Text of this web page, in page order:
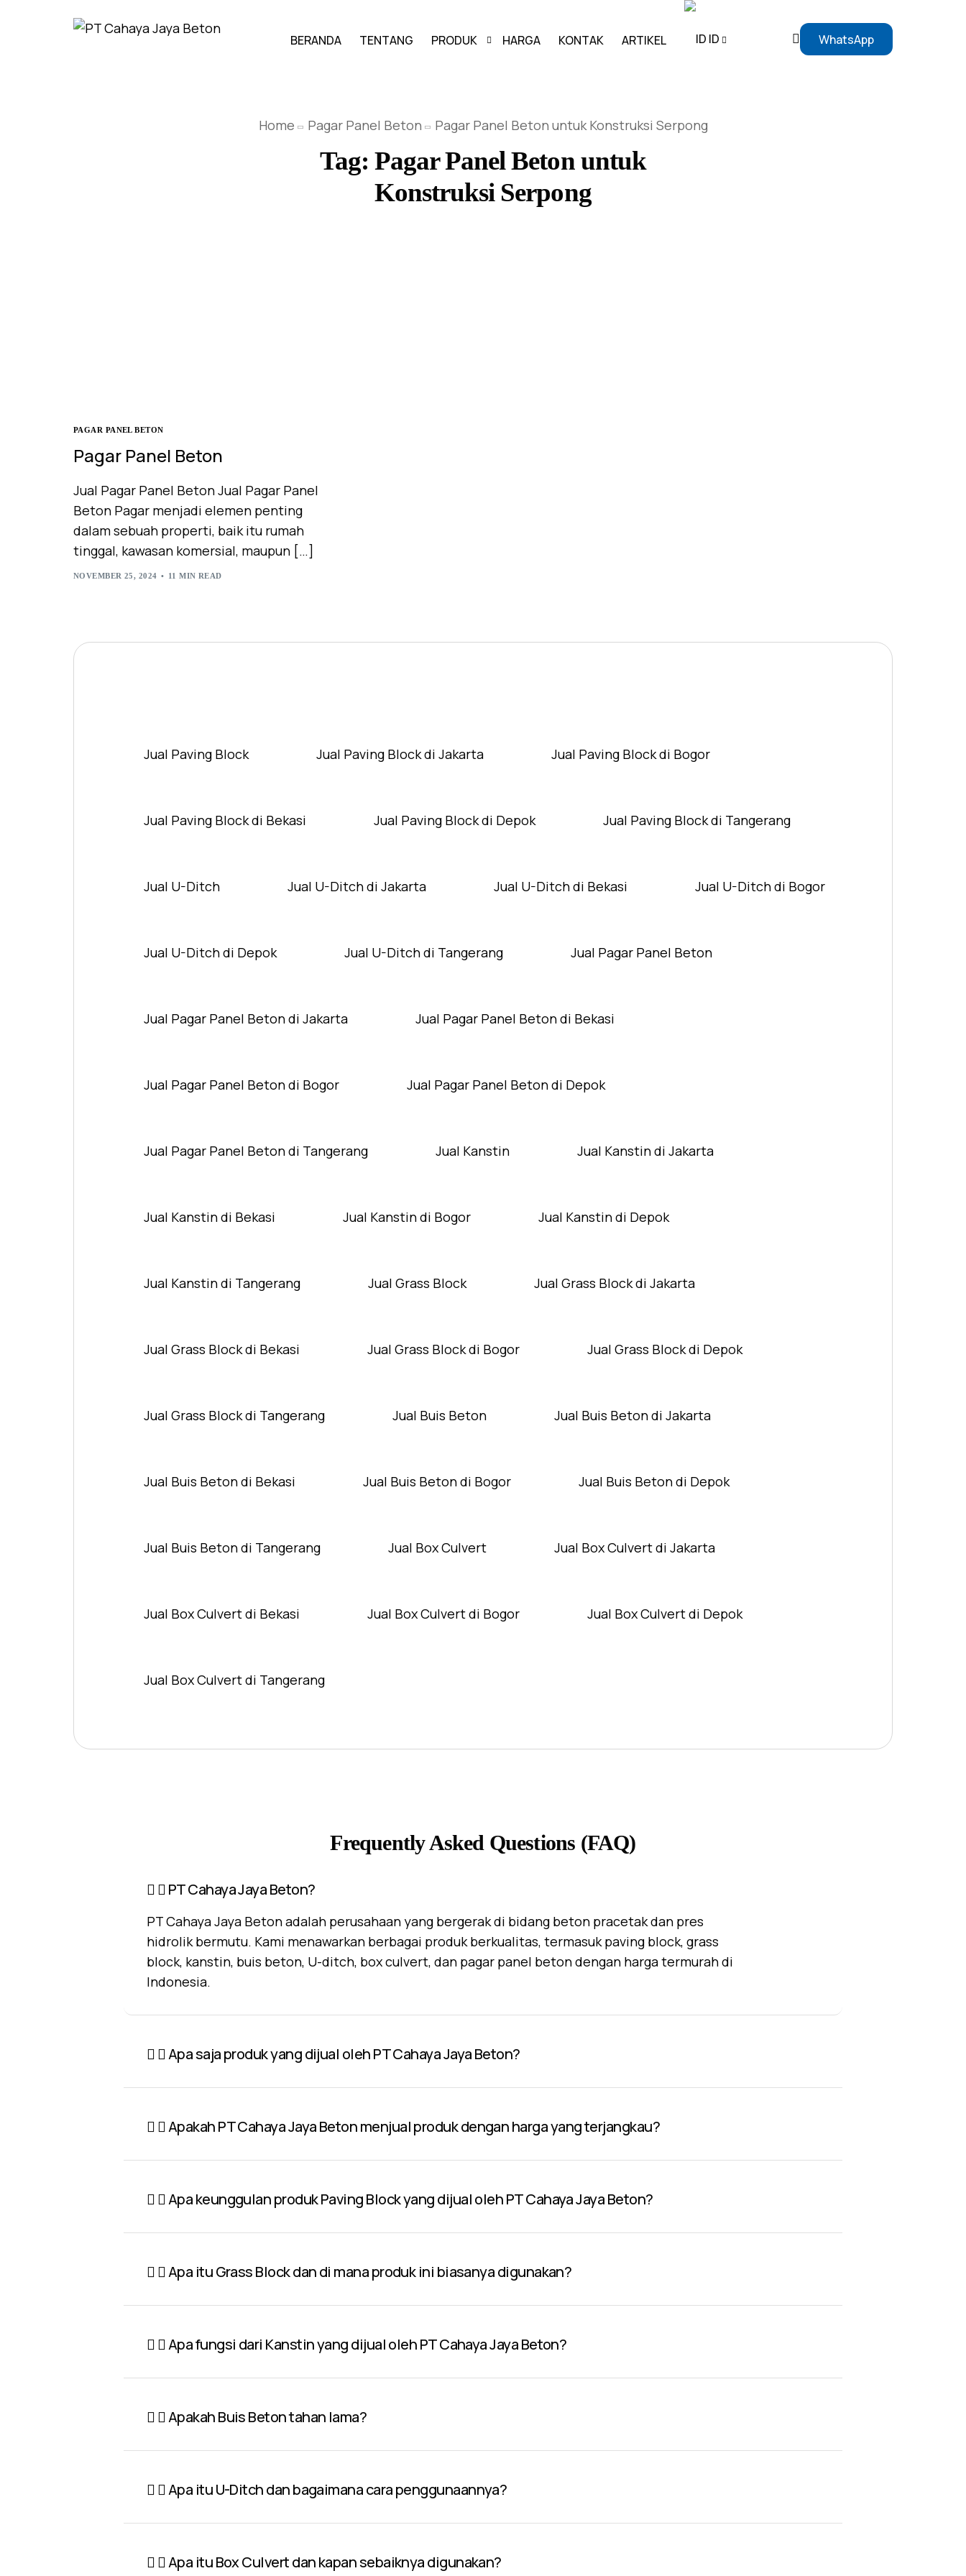
BERANDA TENTANG PRODUK
PAVING BLOCK
GRASS BLOCK
BUIS BETON
HARGA KONTAK ARTIKEL ID WhatsApp
Home Pagar Panel Beton Pagar Panel Beton untuk Konstruksi Serpong
Tag:Pagar Panel Beton untuk
Konstruksi Serpong
PAGAR PANEL BETON
Pagar Panel Beton
Jual Pagar Panel Beton Jual Pagar Panel
Beton Pagar menjadi elemen penting
dalam sebuah properti, baik itu rumah
tinggal, kawasan komersial, maupun […]
NOVEMBER 25, 2024 11 MIN READ
Jual Paving Block Jual Paving Block di Jakarta Jual Paving Block di Bogor
Jual Paving Block di Bekasi Jual Paving Block di Depok Jual Paving Block di Tangerang
Jual U-Ditch Jual U-Ditch di Jakarta Jual U-Ditch di Bekasi Jual U-Ditch di Bogor
Jual U-Ditch di Depok Jual U-Ditch di Tangerang Jual Pagar Panel Beton
Jual Pagar Panel Beton di Jakarta Jual Pagar Panel Beton di Bekasi
Jual Pagar Panel Beton di Bogor Jual Pagar Panel Beton di Depok
Jual Pagar Panel Beton di Tangerang Jual Kanstin Jual Kanstin di Jakarta
Jual Kanstin di Bekasi Jual Kanstin di Bogor Jual Kanstin di Depok
Jual Kanstin di Tangerang Jual Grass Block Jual Grass Block di Jakarta
Jual Grass Block di Bekasi Jual Grass Block di Bogor Jual Grass Block di Depok
Jual Grass Block di Tangerang Jual Buis Beton Jual Buis Beton di Jakarta
Jual Buis Beton di Bekasi Jual Buis Beton di Bogor Jual Buis Beton di Depok
Jual Buis Beton di Tangerang Jual Box Culvert Jual Box Culvert di Jakarta
Jual Box Culvert di Bekasi Jual Box Culvert di Bogor Jual Box Culvert di Depok
Jual Box Culvert di Tangerang
Frequently Asked Questions (FAQ)
PT Cahaya Jaya Beton?
PT Cahaya Jaya Beton adalah perusahaan yang bergerak di bidang beton pracetak dan pres
hidrolik bermutu. Kami menawarkan berbagai produk berkualitas, termasuk paving block, grass
block, kanstin, buis beton, U-ditch, box culvert, dan pagar panel beton dengan harga termurah di
Indonesia.
Apa saja produk yang dijual oleh PT Cahaya Jaya Beton?
Apakah PT Cahaya Jaya Beton menjual produk dengan harga yang terjangkau?
Apa keunggulan produk Paving Block yang dijual oleh PT Cahaya Jaya Beton?
Apa itu Grass Block dan di mana produk ini biasanya digunakan?
Apa fungsi dari Kanstin yang dijual oleh PT Cahaya Jaya Beton?
Apakah Buis Beton tahan lama?
Apa itu U-Ditch dan bagaimana cara penggunaannya?
Apa itu Box Culvert dan kapan sebaiknya digunakan?